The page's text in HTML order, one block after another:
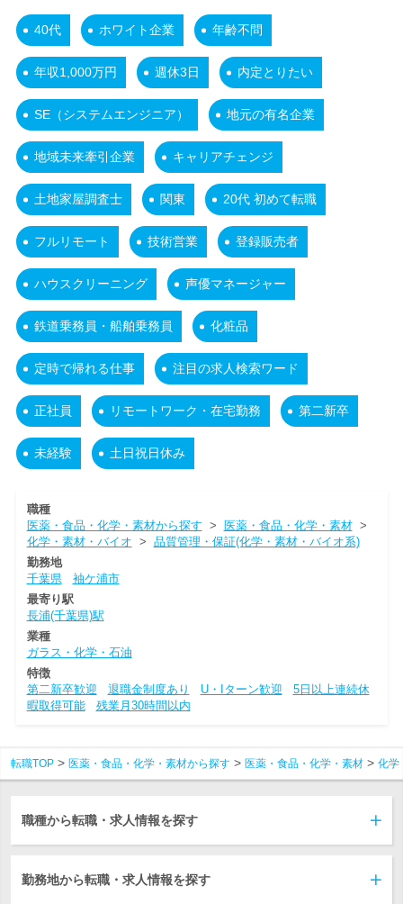
40代 ホワイト企業 年齢不問
年収1,000万円 週休3日 内定とりたい
SE（システムエンジニア） 地元の有名企業
地域未来牽引企業 キャリアチェンジ
土地家屋調査士 関東 20代 初めて転職
フルリモート 技術営業 登録販売者
ハウスクリーニング 声優マネージャー
鉄道乗務員・船舶乗務員 化粧品
定時で帰れる仕事 注目の求人検索ワード
正社員 リモートワーク・在宅勤務 第二新卒
未経験 土日祝日休み
職種
医薬・食品・化学・素材から探す > 医薬・食品・化学・素材>
化学・素材・バイオ > 品質管理・保証(化学・素材・バイオ系)
勤務地
千葉県
袖ケ浦市
最寄り駅
長浦(千葉県)駅
業種
ガラス・化学・石油
特徴
第二新卒歓迎
退職金制度あり U・Iターン歓迎
5日以上連続休
暇取得可能
残業月30時間以内
転職TOP 医薬・食品・化学・素材から探す 医薬・食品・化学・素材 化学
職種から転職・求人情報を探す
勤務地から転職・求人情報を探す